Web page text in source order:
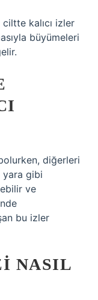
kalıcı izler
büyümeleri
diğerleri
yara gibi
ve
bu izler
NASIL